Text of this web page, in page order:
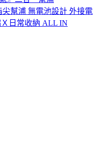
尖幫浦 無電池設計 外接電
日常收納 ALL IN